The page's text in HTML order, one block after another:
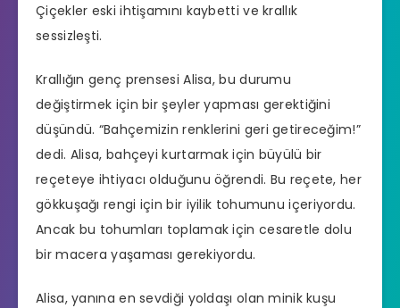
Çiçekler eski ihtişamını kaybetti ve krallık
sessizleşti.
Krallığın genç prensesi Alisa, bu durumu
değiştirmek için bir şeyler yapması gerektiğini
düşündü. “Bahçemizin renklerini geri getireceğim!”
dedi. Alisa, bahçeyi kurtarmak için büyülü bir
reçeteye ihtiyacı olduğunu öğrendi. Bu reçete, her
gökkuşağı rengi için bir iyilik tohumunu içeriyordu.
Ancak bu tohumları toplamak için cesaretle dolu
bir macera yaşaması gerekiyordu.
Alisa, yanına en sevdiği yoldaşı olan minik kuşu